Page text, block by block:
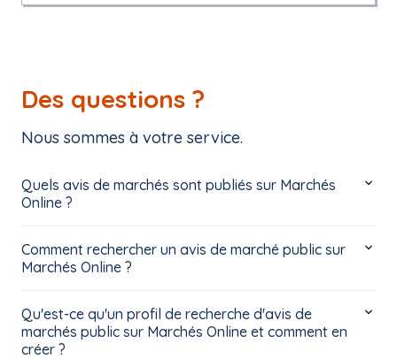
Des questions ?
Nous sommes à votre service.
Quels avis de marchés sont publiés sur Marchés
Online ?
Comment rechercher un avis de marché public sur
Marchés Online ?
Qu'est-ce qu'un profil de recherche d'avis de
marchés public sur Marchés Online et comment en
créer ?